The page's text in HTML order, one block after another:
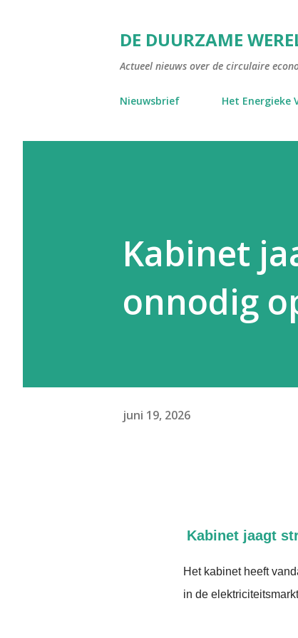
DE DUURZAME
Actueel nieuws over de circulaire
Nieuwsbrief Het Energieke
Kabinet
onnodig
juni 19, 2026
Kabinet jaagt
Het kabinet heeft
in de